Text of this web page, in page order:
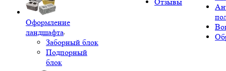
Оформление
ландшафта
Заборный блок
Подпорный
блок